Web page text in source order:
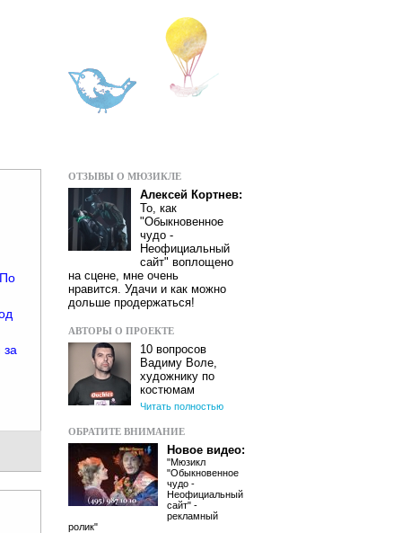
ОТЗЫВЫ О МЮЗИКЛЕ
Алексей Кортнев:
То, как
"Обыкновенное
чудо -
Неофициальный
сайт" воплощено
на сцене, мне очень
нравится. Удачи и как можно
дольше продержаться!
АВТОРЫ О ПРОЕКТЕ
10 вопросов
Вадиму Воле,
художнику по
костюмам
Читать полностью
ОБРАТИТЕ ВНИМАНИЕ
Новое видео:
"Мюзикл
"Обыкновенное
чудо -
Неофициальный
сайт" -
рекламный
ролик"